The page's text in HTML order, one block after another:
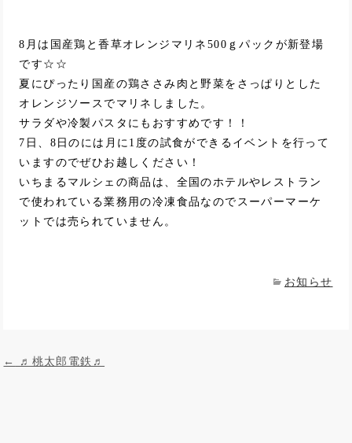
8月は国産鶏と香草オレンジマリネ500ｇパックが新登場
です☆☆
夏にぴったり国産の鶏ささみ肉と野菜をさっぱりとした
オレンジソースでマリネしました。
サラダや冷製パスタにもおすすめです！！
7日、8日のには月に1度の試食ができるイベントを行って
いますのでぜひお越しください！
いちまるマルシェの商品は、全国のホテルやレストラン
で使われている業務用の冷凍食品なのでスーパーマーケ
ットでは売られていません。
お知らせ
投稿ナビゲーション
← ♬桃太郎電鉄♬